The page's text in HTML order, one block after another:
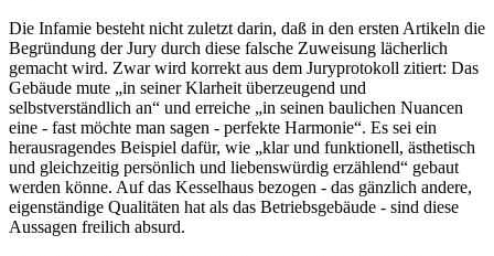
Die Infamie besteht nicht zuletzt darin, daß in den ersten Artikeln die
Begründung der Jury durch diese falsche Zuweisung lächerlich
gemacht wird. Zwar wird korrekt aus dem Juryprotokoll zitiert: Das
Gebäude mute „in seiner Klarheit überzeugend und
selbstverständlich an“ und erreiche „in seinen baulichen Nuancen
eine - fast möchte man sagen - perfekte Harmonie“. Es sei ein
herausragendes Beispiel dafür, wie „klar und funktionell, ästhetisch
und gleichzeitig persönlich und liebenswürdig erzählend“ gebaut
werden könne. Auf das Kesselhaus bezogen - das gänzlich andere,
eigenständige Qualitäten hat als das Betriebsgebäude - sind diese
Aussagen freilich absurd.